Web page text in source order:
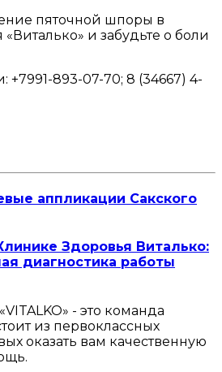
пяточной шпоры в
и забудьте о боли
+7991-893-07-70; 8 (34667) 4-
аппликации Сакского
Здоровья Виталько:
диагностика работы
- это команда
из первоклассных
оказать вам качественную